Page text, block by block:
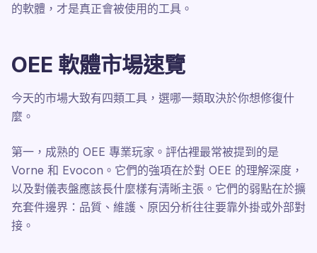
的軟體，才是真正會被使用的工具。
OEE 軟體市場速覽
今天的市場大致有四類工具，選哪一類取決於你想修復什
麼。
第一，成熟的 OEE 專業玩家。評估裡最常被提到的是
Vorne 和 Evocon。它們的強項在於對 OEE 的理解深度，
以及對儀表盤應該長什麼樣有清晰主張。它們的弱點在於擴
充套件邊界：品質、維護、原因分析往往要靠外掛或外部對
接。